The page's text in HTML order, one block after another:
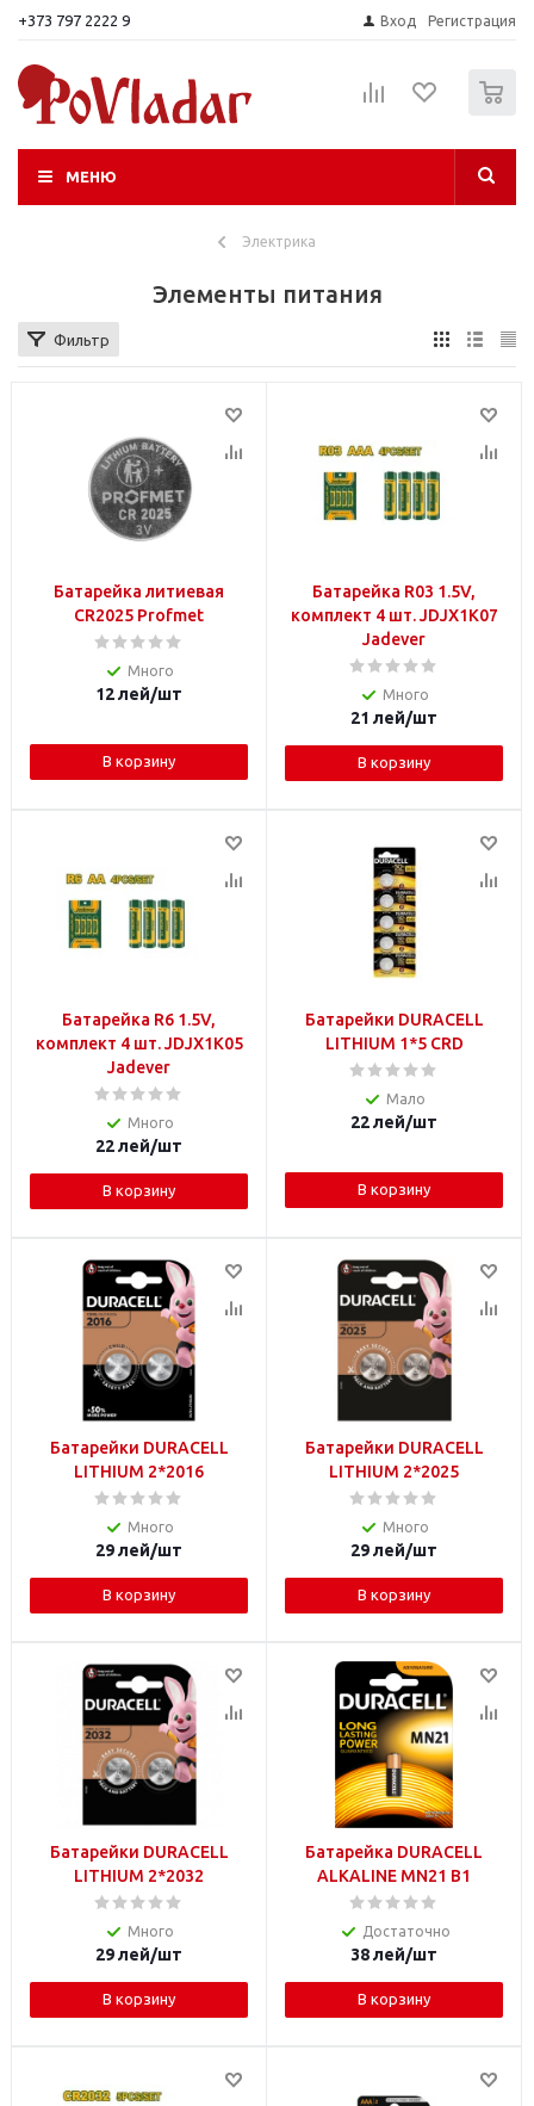
+373 797 2222 9 Вход Регистрация
МЕНЮ
Электрика
Элементы питания
Фильтр
Батарейка литиевая
CR2025 Profmet
Много
12лей/шт
В корзину
Батарейка R03 1.5V,
комплект 4 шт. JDJX1K07
Jadever
Много
21 лей/шт
В корзину
Батарейка R6 1.5V,
комплект 4 шт. JDJX1K05
Jadever
Много
22лей/шт
В корзину
Батарейки DURACELL
LITHIUM 1*5 CRD
Мало
22лей/шт
В корзину
Батарейки DURACELL
LITHIUM 2*2016
Много
29лей/шт
В корзину
Батарейки DURACELL
LITHIUM 2*2025
Много
29лей/шт
В корзину
Батарейки DURACELL
LITHIUM 2*2032
Много
29лей/шт
В корзину
Батарейка DURACELL
ALKALINE MN21 B1
Достаточно
38лей/шт
В корзину